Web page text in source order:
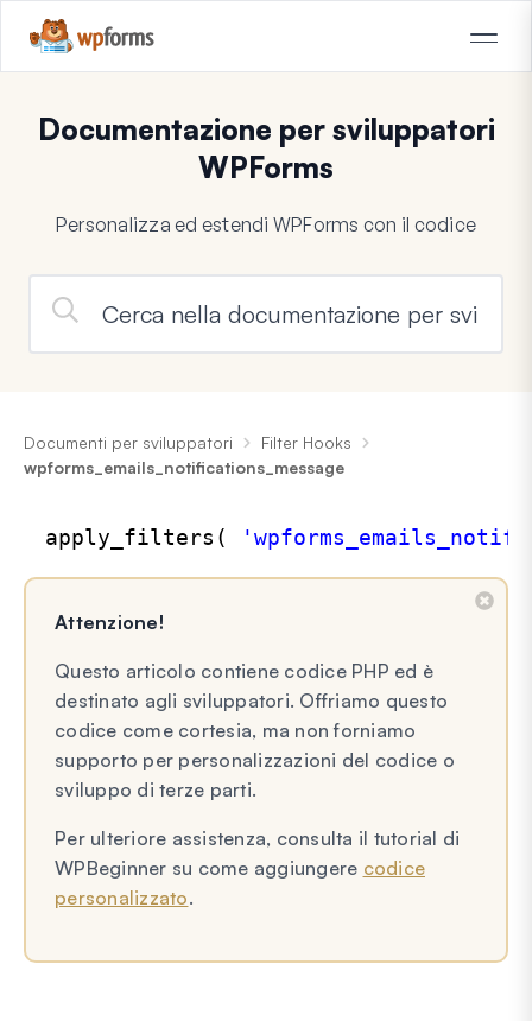
Documentazione per sviluppatori
WPForms
Personalizza ed estendi WPForms con il codice
Documenti per sviluppatori
Filter Hooks
wpforms_emails_notifications_message
apply_filters(
Attenzione!
Questo articolo contiene codice PHP ed è
destinato agli sviluppatori. Offriamo questo
codice come cortesia, ma non forniamo
supporto per personalizzazioni del codice o
sviluppo di terze parti.
Per ulteriore assistenza, consulta il tutorial di
WPBeginner su come aggiungere codice
personalizzato.